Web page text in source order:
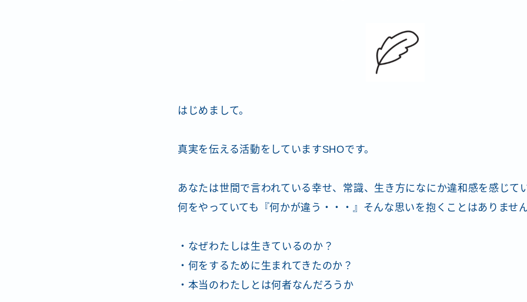
はじめまして。
真実を伝える活動をしていますSHOです。
あなたは世間で言われている幸せ、常識、生き方になにか違和感を感じて
何をやっていても『何かが違う・・・』そんな思いを抱くことはありません
・なぜわたしは生きているのか？
・何をするために生まれてきたのか？
・本当のわたしとは何者なんだろうか